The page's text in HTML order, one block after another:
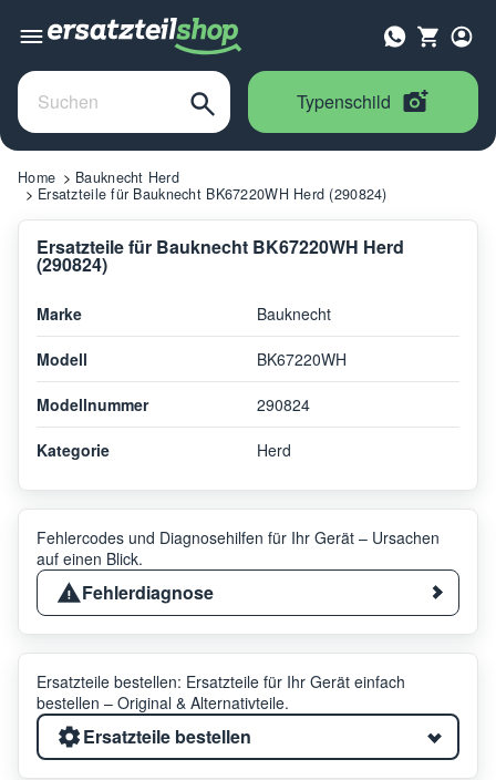
Typenschild
Home
Bauknecht Herd
Ersatzteile für Bauknecht BK67220WH Herd (290824)
Ersatzteile für Bauknecht BK67220WH Herd
(290824)
Marke Bauknecht
Modell BK67220WH
Modellnummer 290824
Kategorie Herd
Fehlercodes und Diagnosehilfen für Ihr Gerät – Ursachen
auf einen Blick.
Fehlerdiagnose
Ersatzteile bestellen: Ersatzteile für Ihr Gerät einfach
bestellen – Original & Alternativteile.
Ersatzteile bestellen